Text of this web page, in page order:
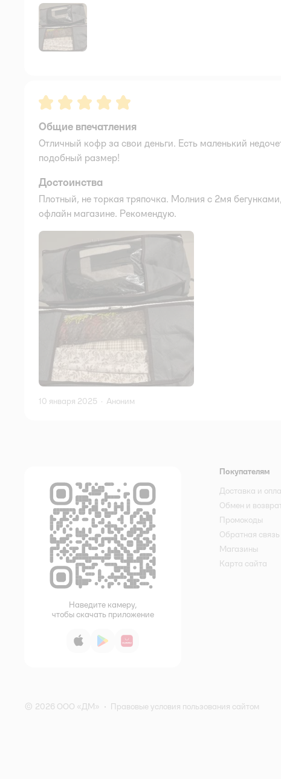
Рейтинг:5
Общие впечатления
Отличный кофр за свои деньги. Есть маленький
подобный размер!
Достоинства
Плотный, не торкая тряпочка. Молния с 2мя
офлайн магазине. Рекомендую.
10 января 2025 · Аноним
Наведите камеру,
чтобы скачать приложение
App StoreGoogle PlayAppGallery
Покупателям
Доставка и
Обмен и
Промокоды
Обратная связь
Магазины
Карта сайта
© 2026 ООО «ДМ» • Правовые условия пользования сайтом